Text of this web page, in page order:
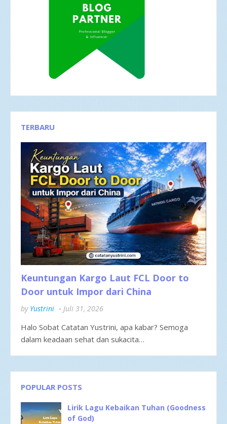
TERBARU
Keuntungan Kargo Laut FCL Door to
Door untuk Impor dari China
by Yustrini Juli 31, 2026
Halo Sobat Catatan Yustrini, apa kabar? Semoga
dalam keadaan sehat dan sukacita…
POPULAR POSTS
Lirik Lagu Kebaikan Tuhan (Goodness
of God)